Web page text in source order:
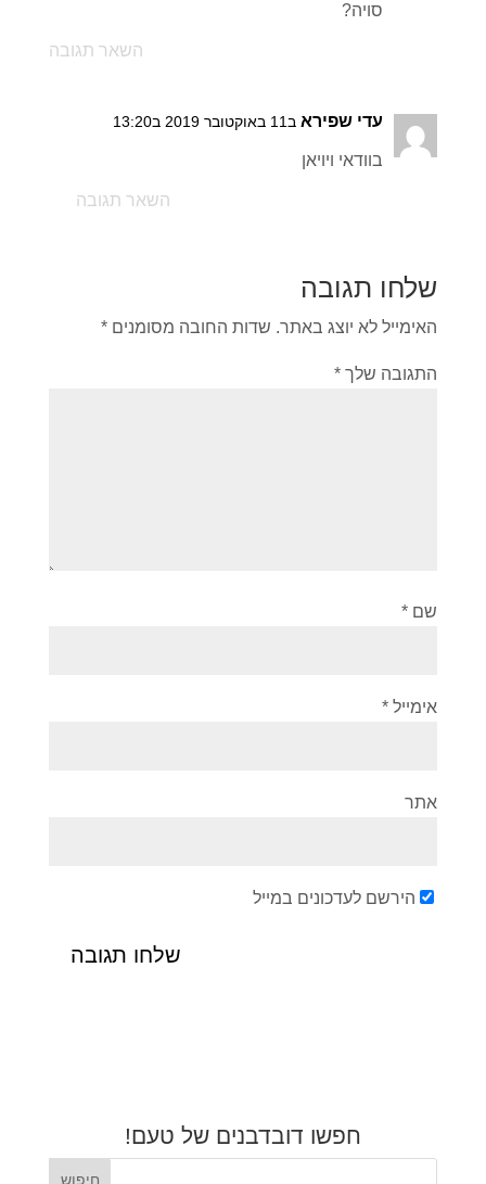
סויה?
השאר תגובה
עדי שפירא ב11 באוקטובר 2019 ב13:20
בוודאי ויויאן
השאר תגובה
שלחו תגובה
האימייל לא יוצג באתר. שדות החובה מסומנים *
התגובה שלך *
שם *
אימייל *
אתר
הירשם לעדכונים במייל
חפשו דובדבנים של טעם!